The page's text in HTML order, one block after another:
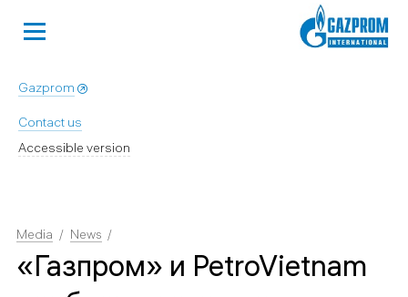
Gazprom
Contact us
Accessible version
Media News
«Газпром» и PetroVietnam